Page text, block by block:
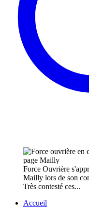
Force Ouvrière
Mailly lors de son
Très contesté ces...
Accueil